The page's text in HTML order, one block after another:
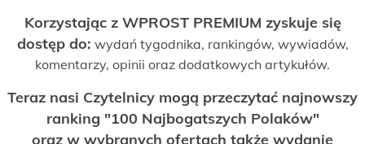
Korzystając z WPROST PREMIUM zyskuje się
dostęp do: wydań tygodnika, rankingów, wywiadów,
komentarzy, opinii oraz dodatkowych artykułów.
Teraz nasi Czytelnicy mogą przeczytać najnowszy
ranking "100 Najbogatszych Polaków"
oraz w wybranych ofertach także wydanie